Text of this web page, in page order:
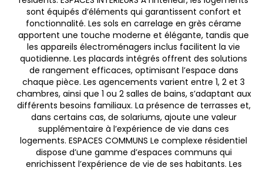
sont équipés d’éléments qui garantissent confort et
fonctionnalité. Les sols en carrelage en grès cérame
apportent une touche moderne et élégante, tandis que
les appareils électroménagers inclus facilitent la vie
quotidienne. Les placards intégrés offrent des solutions
de rangement efficaces, optimisant l’espace dans
chaque pièce. Les agencements varient entre 1, 2 et 3
chambres, ainsi que 1 ou 2 salles de bains, s’adaptant aux
différents besoins familiaux. La présence de terrasses et,
dans certains cas, de solariums, ajoute une valeur
supplémentaire à l’expérience de vie dans ces
logements. ESPACES COMMUNS Le complexe résidentiel
dispose d’une gamme d’espaces communs qui
enrichissent l’expérience de vie de ses habitants. Les